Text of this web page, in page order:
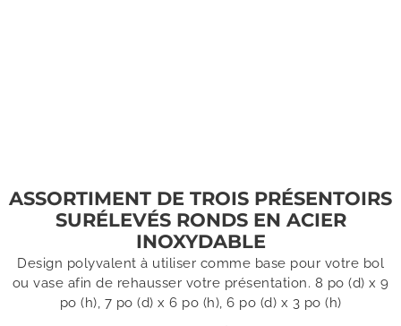
ASSORTIMENT DE TROIS PRÉSENTOIRS
SURÉLEVÉS RONDS EN ACIER
INOXYDABLE
Design polyvalent à utiliser comme base pour votre bol
ou vase afin de rehausser votre présentation. 8 po (d) x 9
po (h), 7 po (d) x 6 po (h), 6 po (d) x 3 po (h)